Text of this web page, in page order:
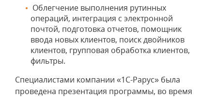
Облегчение выполнения рутинных
операций, интеграция с электронной
почтой, подготовка отчетов, помощник
ввода новых клиентов, поиск двойников
клиентов, групповая обработка клиентов,
фильтры.
Специалистами компании «1С-Рарус» была
проведена презентация программы, во время